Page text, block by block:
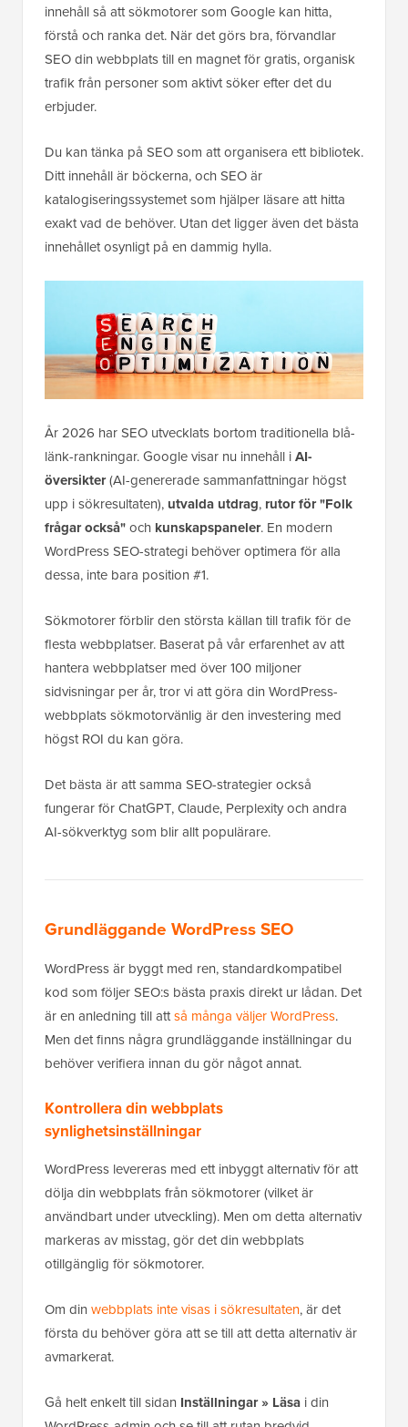
innehåll så att sökmotorer som Google kan hitta,
förstå och ranka det. När det görs bra, förvandlar
SEO din webbplats till en magnet för gratis, organisk
trafik från personer som aktivt söker efter det du
erbjuder.
Du kan tänka på SEO som att organisera ett bibliotek.
Ditt innehåll är böckerna, och SEO är
katalogiseringssystemet som hjälper läsare att hitta
exakt vad de behöver. Utan det ligger även det bästa
innehållet osynligt på en dammig hylla.
År 2026 har SEO utvecklats bortom traditionella blå-
länk-rankningar. Google visar nu innehåll iAI-
översikter(AI-genererade sammanfattningar högst
upp i sökresultaten), utvalda utdrag, rutor för "Folk
frågar också"och kunskapspaneler. En modern
WordPress SEO-strategi behöver optimera för alla
dessa, inte bara position #1.
Sökmotorer förblir den största källan till trafik för de
flesta webbplatser. Baserat på vår erfarenhet av att
hantera webbplatser med över 100 miljoner
sidvisningar per år, tror vi att göra din WordPress-
webbplats sökmotorvänlig är den investering med
högst ROI du kan göra.
Det bästa är att samma SEO-strategier också
fungerar för ChatGPT, Claude, Perplexity och andra
AI-sökverktyg som blir allt populärare.
Grundläggande WordPress SEO
WordPress är byggt med ren, standardkompatibel
kod som följer SEO:s bästa praxis direkt ur lådan. Det
är en anledning till attså många väljer WordPress.
Men det finns några grundläggande inställningar du
behöver verifiera innan du gör något annat.
Kontrollera din webbplats
synlighetsinställningar
WordPress levereras med ett inbyggt alternativ för att
dölja din webbplats från sökmotorer (vilket är
användbart under utveckling). Men om detta alternativ
markeras av misstag, gör det din webbplats
otillgänglig för sökmotorer.
Om din webbplats inte visas i sökresultaten, är det
första du behöver göra att se till att detta alternativ är
avmarkerat.
Gå helt enkelt till sidan Inställningar » Läsa i din